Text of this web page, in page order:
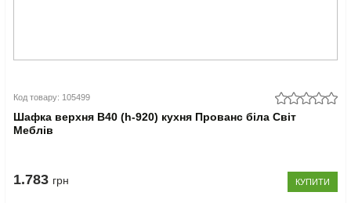
Код товару: 105499
Шафка верхня В40 (h-920) кухня Прованс біла Світ
Меблів
1.783 грн КУПИТИ